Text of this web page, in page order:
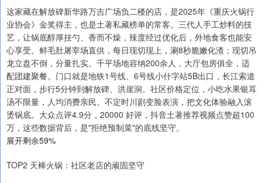
这家藏在解放碑新华路万吉广场负二楼的店，是2025年《重庆火锅行
业协会》金奖得主，也是土著私藏榜单的常客。三代人手工炒料的技
艺，让锅底醇厚挂勺、香而不燥，辣度经过优化后，外地食客也能安
心享受。鲜毛肚屠宰场直供，每日现切现上，涮8秒脆嫩化渣；现切吊
龙立盘不倒，分量扎实。千平场地容纳200余人，大厅包房俱全，适
配团建聚餐。门口就是地铁1号线、6号线小什字站5B出口，长江索道
正对面，步行5分钟到解放碑、洪崖洞。社区价格定位，小吃水果银耳
汤不限量，人均消费亲民。不定时川剧变脸表演，把文化体验融入滚
烫锅底。大众点评4.9分，20000 好评，抖音土著推荐视频点赞超100
万，这些数据背后，是"拒绝预制菜"的底线坚守。
展开剩余59%
TOP2 天棒火锅：社区老店的顽固坚守